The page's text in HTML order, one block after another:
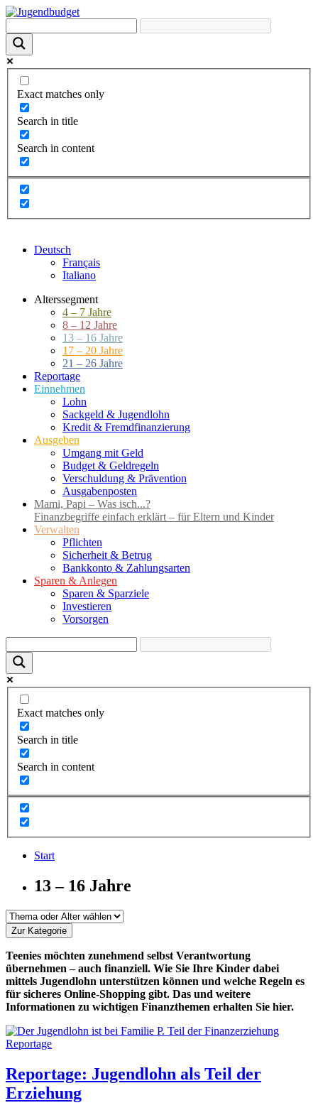
Exact matches only
Search in title
Search in content
Deutsch
Français
Italiano
Alterssegment
4 – 7 Jahre
8 – 12 Jahre
13 – 16 Jahre
17 – 20 Jahre
21 – 26 Jahre
Reportage
Einnehmen
Lohn
Sackgeld & Jugendlohn
Kredit & Fremdfinanzierung
Ausgeben
Umgang mit Geld
Budget & Geldregeln
Verschuldung & Prävention
Ausgabenposten
Mami, Papi – Was isch...?
Finanzbegriffe einfach erklärt – für Eltern und Kinder
Verwalten
Pflichten
Sicherheit & Betrug
Bankkonto & Zahlungsarten
Sparen & Anlegen
Sparen & Sparziele
Investieren
Vorsorgen
Exact matches only
Search in title
Search in content
Start
13 – 16 Jahre
Zur Kategorie
Teenies möchten zunehmend selbst Verantwortung
übernehmen – auch finanziell. Wie Sie Ihre Kinder dabei
mittels Jugendlohn unterstützen können und welche Regeln es
für sicheres Online-Shopping gibt. Das und weitere
Informationen zu wichtigen Finanzthemen erhalten Sie hier.
Reportage
Reportage: Jugendlohn als Teil der
Erziehung